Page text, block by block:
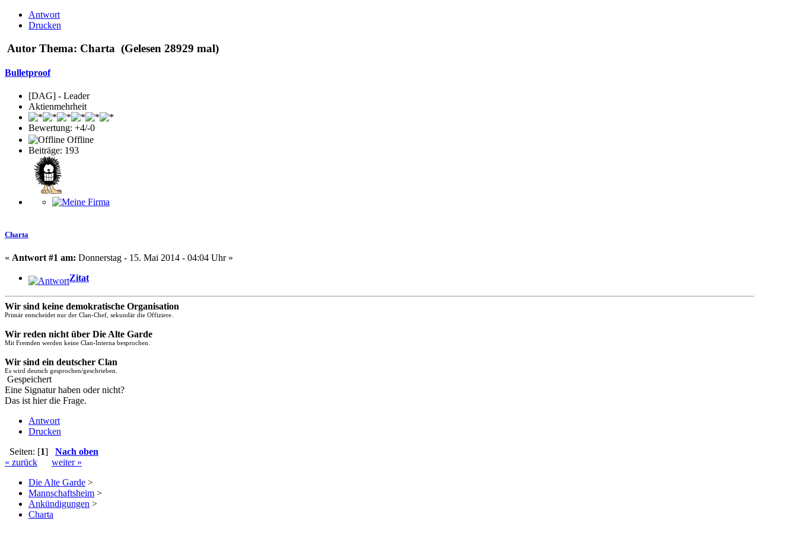
Antwort
Drucken
Autor Thema: Charta (Gelesen 28929 mal)
Bulletproof
[DAG] - Leader
Aktienmehrheit
Bewertung: +4/-0
Offline
Beiträge: 193
Charta
« Antwort #1 am: Donnerstag - 15. Mai 2014 - 04:04 Uhr »
Zitat
Wir sind keine demokratische Organisation
Primär entscheidet nur der Clan-Chef, sekundär die Offiziere.
Wir reden nicht über Die Alte Garde
Mit Fremden werden keine Clan-Interna besprochen.
Wir sind ein deutscher Clan
Es wird deutsch gesprochen/geschrieben.
Gespeichert
Eine Signatur haben oder nicht?
Das ist hier die Frage.
Antwort
Drucken
Seiten: [1] Nach oben
« zurück
weiter »
Die Alte Garde >
Mannschaftsheim >
Ankündigungen >
Charta